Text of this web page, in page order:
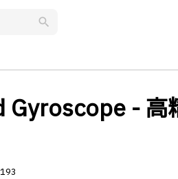
search
- 高
193